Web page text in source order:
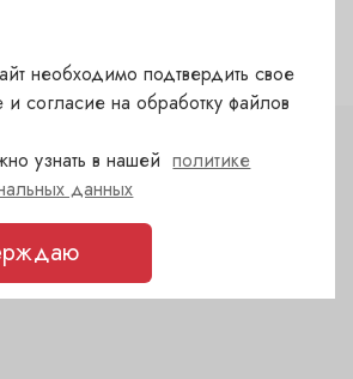
наличии
необходимо подтвердить свое
согласие на обработку файлов
узнать в нашейполитике
данных